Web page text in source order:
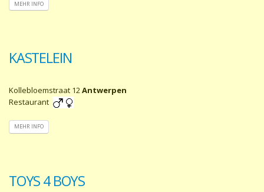
MEHR INFO
KASTELEIN
Kollebloemstraat 12Antwerpen
Restaurant
MEHR INFO
TOYS 4 BOYS